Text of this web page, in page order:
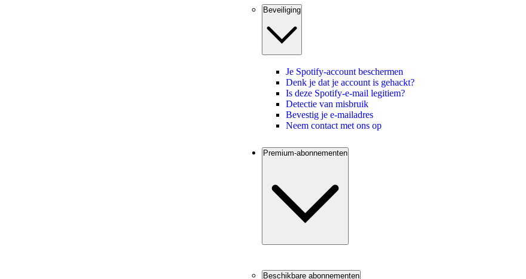
Beveiliging
Je Spotify-account beschermen
Denk je dat je account is gehackt?
Is deze Spotify-e-mail legitiem?
Detectie van misbruik
Bevestig je e-mailadres
Neem contact met ons op
Premium-abonnementen
Beschikbare abonnementen